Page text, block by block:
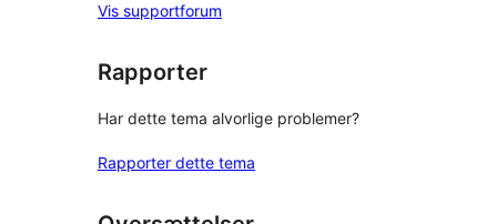
Vis supportforum
Rapporter
Har dette tema alvorlige problemer?
Rapporter dette tema